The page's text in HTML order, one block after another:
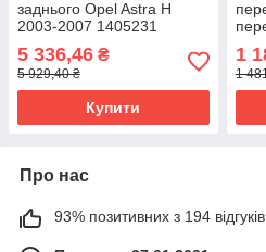
заднього Opel Astra H
2003-2007 1405231
5 336,46 ₴
5 929,40 ₴
Купити
1
1
Про нас
93% позитивних з 194 відгуків